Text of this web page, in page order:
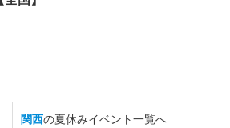
関西の夏休みイベント一覧へ